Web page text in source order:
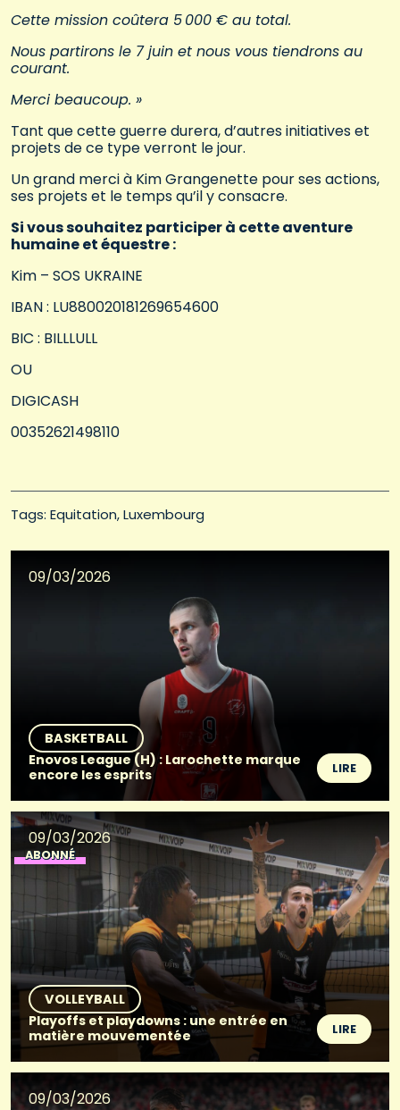
Cette mission coûtera 5 000 € au total.
Nous partirons le 7 juin et nous vous tiendrons au
courant.
Merci beaucoup. »
Tant que cette guerre durera, d’autres initiatives et
projets de ce type verront le jour.
Un grand merci à Kim Grangenette pour ses actions,
ses projets et le temps qu’il y consacre.
Si vous souhaitez participer à cette aventure
humaine et équestre :
Kim – SOS UKRAINE
IBAN : LU880020181269654600
BIC : BILLLULL
OU
DIGICASH
00352621498110
Tags: Equitation Luxembourg
09/03/2026
BASKETBALL
Enovos League (H) : Larochette marque
encore les esprits
LIRE
09/03/2026
ABONNÉ
VOLLEYBALL
Playoffs et playdowns : une entrée en
matière mouvementée
LIRE
09/03/2026